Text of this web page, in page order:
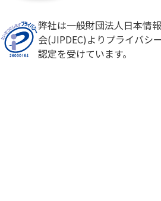
弊社は一般財団法人日本情
会(JIPDEC)よりプライバシ
認定を受けています。